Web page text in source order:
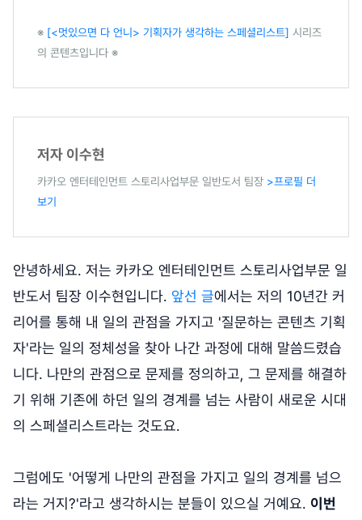
※ [<멋있으면 다 언니> 기획자가 생각하는 스페셜리스트] 시리즈
의 콘텐츠입니다 ※
저자 이수현
카카오 엔터테인먼트 스토리사업부문 일반도서 팀장 >프로필 더
보기
안녕하세요. 저는 카카오 엔터테인먼트 스토리사업부문 일
반도서 팀장 이수현입니다. 앞선 글에서는 저의 10년간 커
리어를 통해 내 일의 관점을 가지고 '질문하는 콘텐츠 기획
자'라는 일의 정체성을 찾아 나간 과정에 대해 말씀드렸습
니다. 나만의 관점으로 문제를 정의하고, 그 문제를 해결하
기 위해 기존에 하던 일의 경계를 넘는 사람이 새로운 시대
의 스페셜리스트라는 것도요.
그럼에도 '어떻게 나만의 관점을 가지고 일의 경계를 넘으
라는 거지?'라고 생각하시는 분들이 있으실 거예요. 이번